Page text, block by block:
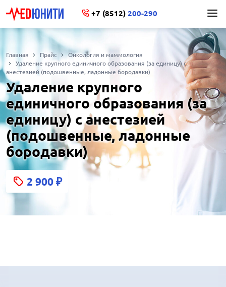
+7 (8512) 200-290
Главная Прайс
Онкология и маммология
Удаление крупного единичного образования (за единицу) с
анестезией (подошвенные, ладонные бородавки)
Удаление крупного
единичного образования (за
единицу) с анестезией
(подошвенные, ладонные
бородавки)
2 900 ₽